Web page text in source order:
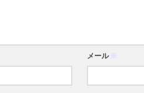
メール ※